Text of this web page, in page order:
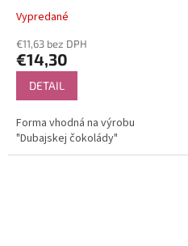
Vypredané
€11,63 bez DPH
€14,30
DETAIL
Forma vhodná na výrobu
"Dubajskej čokolády"